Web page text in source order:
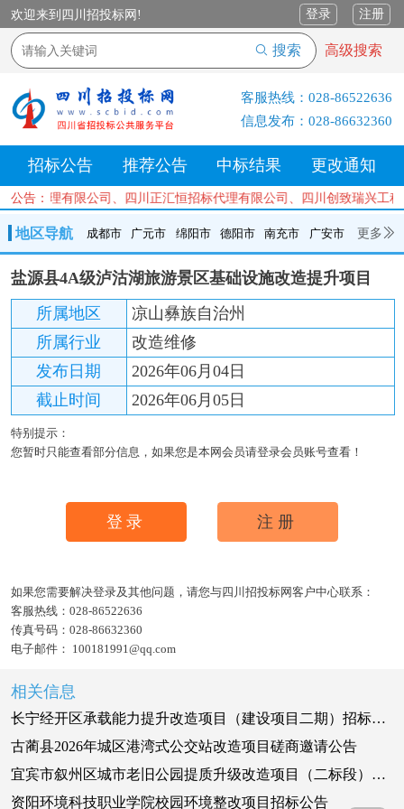
欢迎来到四川招投标网! 登录 注册
搜索 高级搜索
客服热线： 028-86522636
信息发布： 028-86632360
招标公告 推荐公告 中标结果 更改通知
公告：理有限公司、四川正汇恒招标代理有限公司、四川创致瑞
地区导航 成都市 广元市 绵阳市 德阳市 南充市 广安市 更多
成都市 广元市 绵阳市 德阳市 南充市 广安市
遂宁市
内江市
乐山市 自贡市 泸州市 宜宾市 攀枝花
巴中市
达州市
资阳市 眉山市 雅安市 阿坝州 甘孜州 凉山州
盐源县4A级泸沽湖旅游景区基础设施改造提升项目
所属地区
凉山彝族自治州
所属行业
改造维修
发布日期
2026年06月04日
截止时间
2026年06月05日
特别提示：
您暂时只能查看部分信息，如果您是本网会员请登录会员账号查看！
登录 注册
如果您需要解决登录及其他问题，请您与四川招投标网客户中心联系：
客服热线： 028-86522636
传真号码： 028-86632360
电子邮件： 100181991@qq.com
相关信息
长宁经开区承载能力提升改造项目（建设项目二期）招标公告
古蔺县2026年城区港湾式公交站改造项目磋商邀请公告
宜宾市叙州区城市老旧公园提质升级改造项目（二标段）招标公告
资阳环境科技职业学院校园环境整改项目招标公告